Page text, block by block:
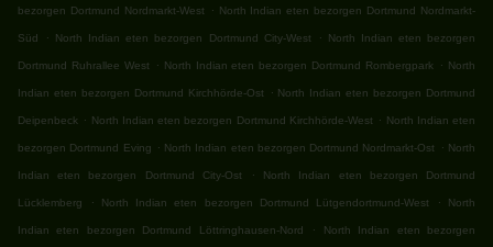
bezorgen Dortmund Nordmarkt-West . North Indian eten bezorgen Dortmund Nordmarkt-
Süd . North Indian eten bezorgen Dortmund City-West . North Indian eten bezorgen
Dortmund Ruhrallee West . North Indian eten bezorgen Dortmund Rombergpark . North
Indian eten bezorgen Dortmund Kirchhörde-Ost . North Indian eten bezorgen Dortmund
Deipenbeck . North Indian eten bezorgen Dortmund Kirchhörde-West . North Indian eten
bezorgen Dortmund Eving . North Indian eten bezorgen Dortmund Nordmarkt-Ost . North
Indian eten bezorgen Dortmund City-Ost . North Indian eten bezorgen Dortmund
Lücklemberg . North Indian eten bezorgen Dortmund Lütgendortmund-West . North
Indian eten bezorgen Dortmund Löttringhausen-Nord . North Indian eten bezorgen